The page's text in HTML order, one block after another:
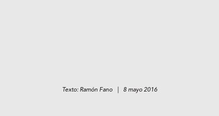
Texto: Ramón Fano | 8 mayo 2016